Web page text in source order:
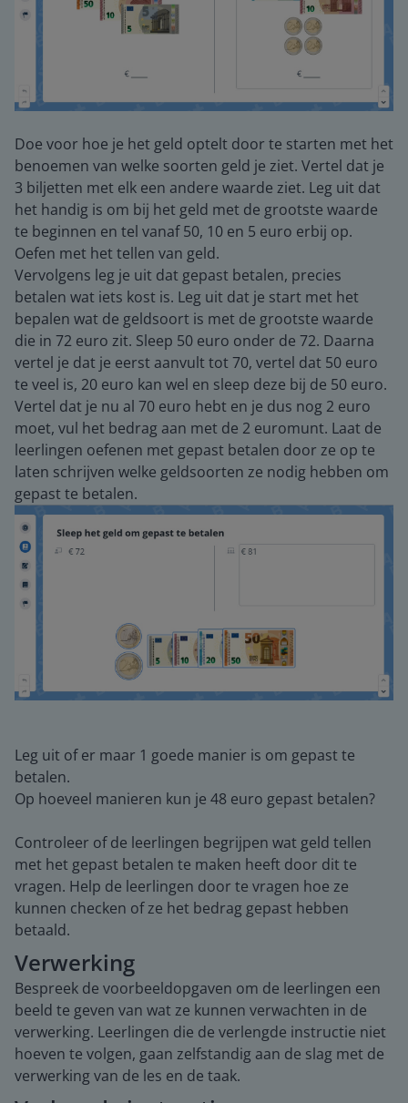
Doe voor hoe je het geld optelt door te starten met het
benoemen van welke soorten geld je ziet. Vertel dat je
3 biljetten met elk een andere waarde ziet. Leg uit dat
het handig is om bij het geld met de grootste waarde
te beginnen en tel vanaf 50, 10 en 5 euro erbij op.
Oefen met het tellen van geld.
Vervolgens leg je uit dat gepast betalen, precies
betalen wat iets kost is. Leg uit dat je start met het
bepalen wat de geldsoort is met de grootste waarde
die in 72 euro zit. Sleep 50 euro onder de 72. Daarna
vertel je dat je eerst aanvult tot 70, vertel dat 50 euro
te veel is, 20 euro kan wel en sleep deze bij de 50 euro.
Vertel dat je nu al 70 euro hebt en je dus nog 2 euro
moet, vul het bedrag aan met de 2 euromunt. Laat de
leerlingen oefenen met gepast betalen door ze op te
laten schrijven welke geldsoorten ze nodig hebben om
gepast te betalen.
Leg uit of er maar 1 goede manier is om gepast te
betalen.
Op hoeveel manieren kun je 48 euro gepast betalen?
Controleer of de leerlingen begrijpen wat geld tellen
met het gepast betalen te maken heeft door dit te
vragen. Help de leerlingen door te vragen hoe ze
kunnen checken of ze het bedrag gepast hebben
betaald.
Verwerking
Bespreek de voorbeeldopgaven om de leerlingen een
beeld te geven van wat ze kunnen verwachten in de
verwerking. Leerlingen die de verlengde instructie niet
hoeven te volgen, gaan zelfstandig aan de slag met de
verwerking van de les en de taak.